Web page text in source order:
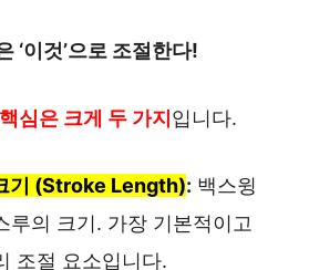
‘이것’으로 조절한다!
심은 크게 두 가지 입니다.
기 (Stroke Length): 백스윙
루의 크기. 가장 기본적이고
조절 요소입니다.